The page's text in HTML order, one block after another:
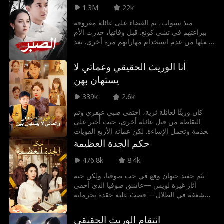
خزان الوقود يتسرب، التضاريس خطيرة، والهبوط
1.3M
22k
منذ سنوات، تم القضاء على عائلة معروفة
ببراعتهم في تشي كونغ. قبل وفاتها، حذرت الأم
طفلها من عدم استخدام مهاراتهم مرة أخرى. بعد
كانت شابة من عائلة أخرى على وشك الخسارة
أمام خصم أجنبي. في لحظة حاسمة، حطم
الطفل قلادة من اليشم، مستعيدًا قوته لحماية
أنا الوريث الحقيقي وعماتي لا
يستهان بهن
339k
2.6k
كان وريثًا لعائلة ثرية، اختفى صبي عبقري وتم
التقاطه من قبل عائلة أخرى، حيث أُجبر على
الخدمة وتحمل الإساءة. لكن عماته الأربع القويات
- كل واحدة منهن أسطورة في مجالها، من
محاربة إلى نجمة سينمائية، طبيبة بارعة، وقطب
أعمال - وجدنه وأغرقنه بالحب، وكشفن الوريث
حكم الجدة العظيمة
476.8k
8.4k
تيّم حفيد جيهان وقع في حب صوفيا، ولكن حبه
أثار غيرة لويس —عاشق صوفيا الذي أخفى
شغفه في الظلال— فصبّ عليه حقده بحرمانه
بسيطًا؛ ظهرت جدّته العظمى من عالم الخلود
انتقام الوريث الحقيقي